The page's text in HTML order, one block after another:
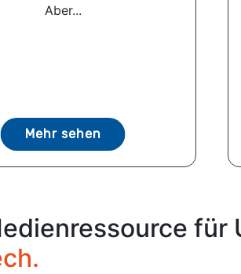
Aber...
Mehr sehen